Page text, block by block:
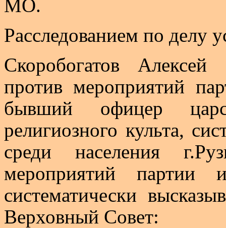
МО.
Расследованием по делу
Скоробогатов
против мероприятий
бывший офицер
религиозного культа,
среди населения г.Р
мероприятий
систематически
Верховный Совет: